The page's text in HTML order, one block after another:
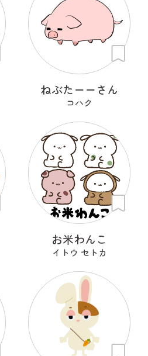
ねぶたーーさん
コハク
お米わんこ
イトウ セトカ